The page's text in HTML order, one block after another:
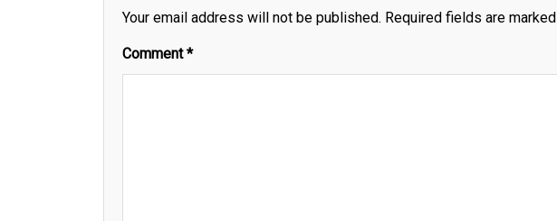
Your email address will not be published. Required fields are marked
Comment*